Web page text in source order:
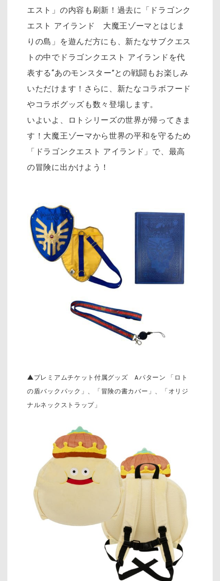
エスト」の内容も刷新！過去に「ドラゴンク
エスト アイランド 大魔王ゾーマとはじま
りの島」を遊んだ方にも、新たなサブクエス
トの中でドラゴンクエスト アイランドを代
表する“あのモンスター”との戦闘もお楽しみ
いただけます！さらに、新たなコラボフード
やコラボグッズも数々登場します。
いよいよ、ロトシリーズの世界が帰ってきま
す！大魔王ゾーマから世界の平和を守るため
「ドラゴンクエスト アイランド」で、最高
の冒険に出かけよう！
▲プレミアムチケット付属グッズ Aパターン 「ロト
の盾バックパック」、「冒険の書カバー」、「オリジ
ナルネックストラップ」